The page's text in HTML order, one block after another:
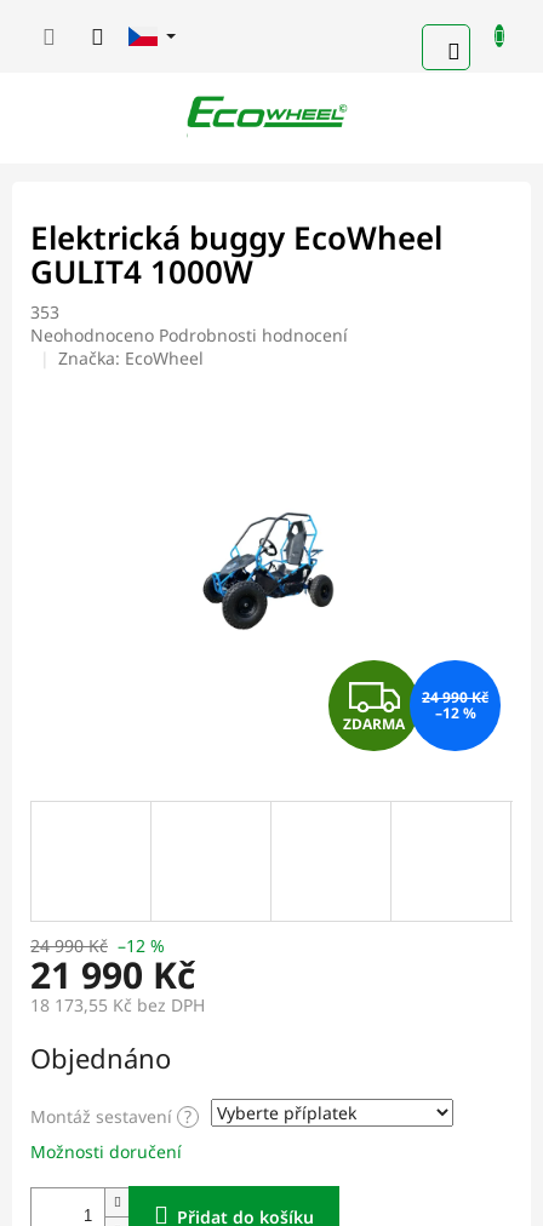
KOŠÍK
Elektrická buggy EcoWheel
GULIT4 1000W
353
Průměrné
hodnocení
Neohodnoceno Podrobnosti hodnocení
Značka: EcoWheel
Z
D
A
ZDARMA
24 990 Kč
–12 %
24 990 Kč –12 %
21 990 Kč
18 173,55 Kč bez DPH
cena:
Objednáno
Montáž sestavení ?
Možnosti doručení
Přidat do košíku